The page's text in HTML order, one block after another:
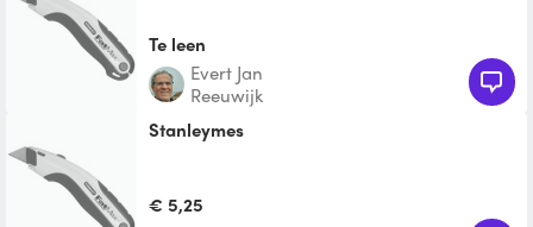
Te leen
Evert Jan
Reeuwijk
stanleymes
€ 5,25